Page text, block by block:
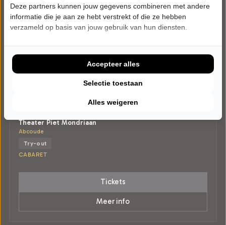
Theater Piet Mondriaan
Abcoude
Try-out
CABARET
Tickets
Meer info
Deze partners kunnen jouw gegevens combineren met andere
informatie die je aan ze hebt verstrekt of die ze hebben
verzameld op basis van jouw gebruik van hun diensten.
Alles weigeren
Selectie toestaan
Accepteer alles